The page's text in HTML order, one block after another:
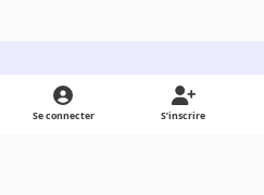
Light ModeDark ModeSystem Preference
Se connecter S’inscrire